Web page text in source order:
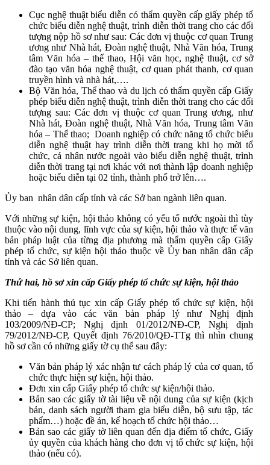
Cục nghệ thuật biểu diễn có thẩm quyền cấp giấy phép tổ
chức biểu diễn nghệ thuật, trình diễn thời trang cho các đối
tượng nộp hồ sơ như sau: Các đơn vị thuộc cơ quan Trung
ương như Nhà hát, Đoàn nghệ thuật, Nhà Văn hóa, Trung
tâm Văn hóa – thể thao, Hội văn học, nghệ thuật, cơ sở
đào tạo văn hóa nghệ thuật, cơ quan phát thanh, cơ quan
truyền hình và nhà hát,….
Bộ Văn hóa, Thể thao và du lịch có thẩm quyền cấp Giấy
phép biểu diễn nghệ thuật, trình diễn thời trang cho các đối
tượng sau: Các đơn vị thuộc cơ quan Trung ương, như
Nhà hát, Đoàn nghệ thuật, Nhà Văn hóa, Trung tâm Văn
hóa – Thể thao; Doanh nghiệp có chức năng tổ chức biểu
diễn nghệ thuật hay trình diễn thời trang khi họ mời tổ
chức, cá nhân nước ngoài vào biểu diễn nghệ thuật, trình
diễn thời trang tại nơi khác với nơi thành lập doanh nghiệp
hoặc biểu diễn tại 02 tỉnh, thành phố trở lên….
Ủy ban nhân dân cấp tỉnh và các Sở ban ngành liên quan.
Với những sự kiện, hội thảo không có yếu tố nước ngoài thì tùy
thuộc vào nội dung, lĩnh vực của sự kiện, hội thảo và thực tế văn
bản pháp luật của từng địa phương mà thẩm quyền cấp Giấy
phép tổ chức, sự kiện hội thảo thuộc về Ủy ban nhân dân cấp
tỉnh và các Sở liên quan.
Thứ hai, hồ sơ xin cấp Giấy phép tổ chức sự kiện, hội thảo
Khi tiến hành thủ tục xin cấp Giấy phép tổ chức sự kiện, hội
thảo – dựa vào các văn bản pháp lý như Nghị định
103/2009/NĐ-CP; Nghị định 01/2012/NĐ-CP, Nghị định
79/2012/NĐ-CP, Quyết định 76/2010/QĐ-TTg thì nhìn chung
hồ sơ cần có những giấy tờ cụ thể sau đây:
Văn bản pháp lý xác nhận tư cách pháp lý của cơ quan, tổ
chức thực hiện sự kiện, hội thảo.
Đơn xin cấp Giấy phép tổ chức sự kiện/hội thảo.
Bản sao các giấy tờ tài liệu về nội dung của sự kiện (kịch
bản, danh sách người tham gia biểu diễn, bộ sưu tập, tác
phẩm…) hoặc đề án, kế hoạch tổ chức hội thảo…
Bản sao các giấy tờ liên quan đến địa điểm tổ chức, Giấy
ủy quyền của khách hàng cho đơn vị tổ chức sự kiện, hội
thảo (nếu có).